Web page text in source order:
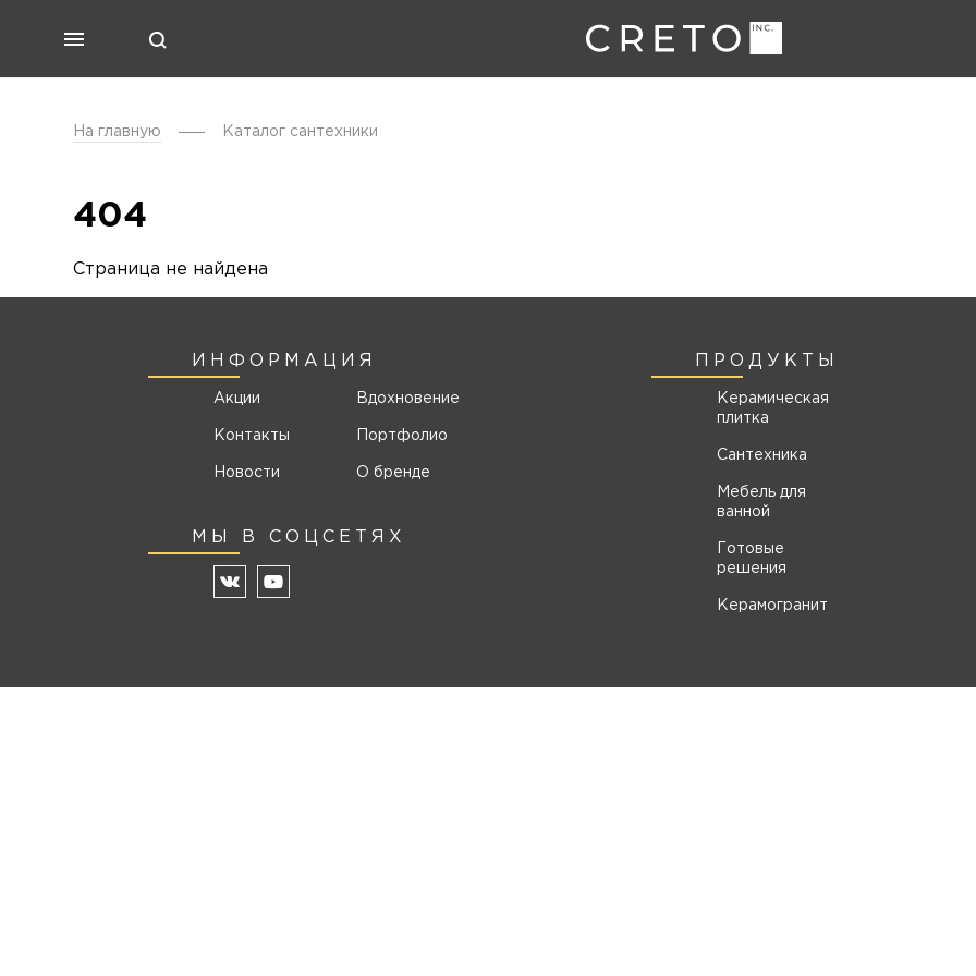
На главную Каталог cантехники
404
Страница не найдена
ИНФОРМАЦИЯ
Акции
Контакты
Новости
Вдохновение
Портфолио
О бренде
МЫ В СОЦСЕТЯХ
ПРОДУКТЫ
Керамическая
плитка
Сантехника
Мебель для
ванной
Готовые
решения
Керамогранит